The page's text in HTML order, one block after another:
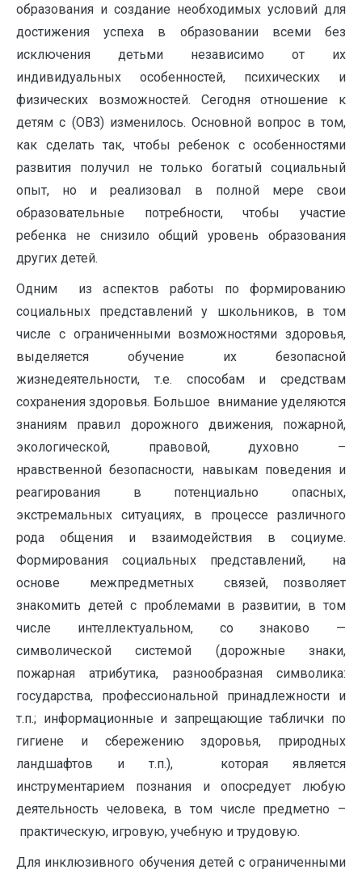
образования и создание необходимых условий для
достижения успеха в образовании всеми без
исключения детьми независимо от их
индивидуальных особенностей, психических и
физических возможностей. Сегодня отношение к
детям с (ОВЗ) изменилось. Основной вопрос в том,
как сделать так, чтобы ребенок с особенностями
развития получил не только богатый социальный
опыт, но и реализовал в полной мере свои
образовательные потребности, чтобы участие
ребенка не снизило общий уровень образования
других детей.
Одним из аспектов работы по формированию
социальных представлений у школьников, в том
числе с ограниченными возможностями здоровья,
выделяется обучение их безопасной
жизнедеятельности, т.е. способам и средствам
сохранения здоровья. Большое внимание уделяются
знаниям правил дорожного движения, пожарной,
экологической, правовой, духовно –
нравственной безопасности, навыкам поведения и
реагирования в потенциально опасных,
экстремальных ситуациях, в процессе различного
рода общения и взаимодействия в социуме.
Формирования социальных представлений, на
основе межпредметных связей, позволяет
знакомить детей с проблемами в развитии, в том
числе интеллектуальном, со знаково —
символической системой (дорожные знаки,
пожарная атрибутика, разнообразная символика:
государства, профессиональной принадлежности и
т.п.; информационные и запрещающие таблички по
гигиене и сбережению здоровья, природных
ландшафтов и т.п.), которая является
инструментарием познания и опосредует любую
деятельность человека, в том числе предметно –
практическую, игровую, учебную и трудовую.
Для инклюзивного обучения детей с ограниченными